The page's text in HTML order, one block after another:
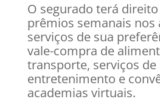
O segurado terá
prêmios semanais nos
serviços de sua
vale-compra de
transporte, serviços de
entretenimento e
academias virtuais.